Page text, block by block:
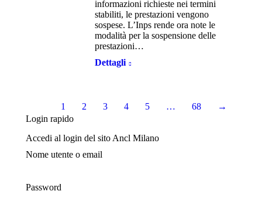
informazioni richieste nei termini
stabiliti, le prestazioni vengono
sospese. L’Inps rende ora note le
modalità per la sospensione delle
prestazioni…
Dettagli
1 2 3 4 5 … 68
→
Login rapido
Accedi al login del sito Ancl Milano
Nome utente o email
Password